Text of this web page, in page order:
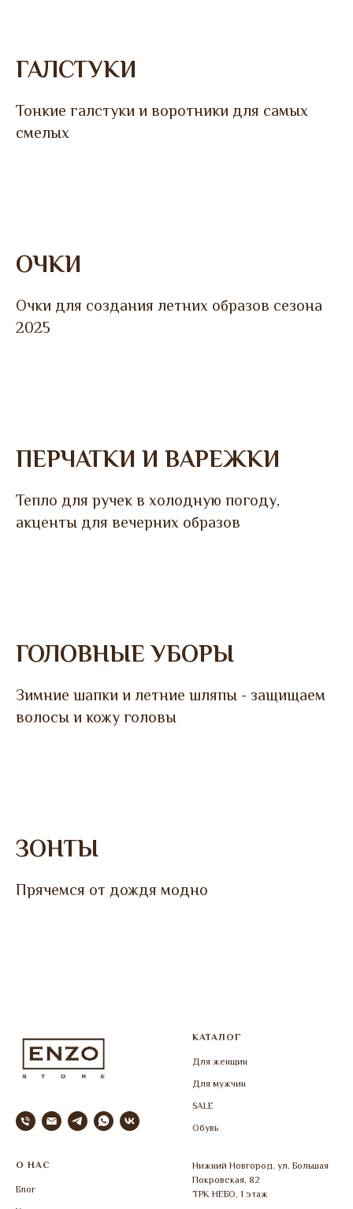
ГАЛСТУКИ
Тонкие галстуки и воротники для самых
смелых
ОЧКИ
Очки для создания летних образов сезона
2025
ПЕРЧАТКИ И ВАРЕЖКИ
Тепло для ручек в холодную погоду,
акценты для вечерних образов
ГОЛОВНЫЕ УБОРЫ
Зимние шапки и летние шляпы - защищаем
волосы и кожу головы
ЗОНТЫ
Прячемся от дождя модно
КАТАЛОГ
Для женщин
Для мужчин
SALE
Обувь
О НАС
Блог
Нижний Новгород, ул. Большая
Покровская, 82
ТРК НЕБО, 1 этаж